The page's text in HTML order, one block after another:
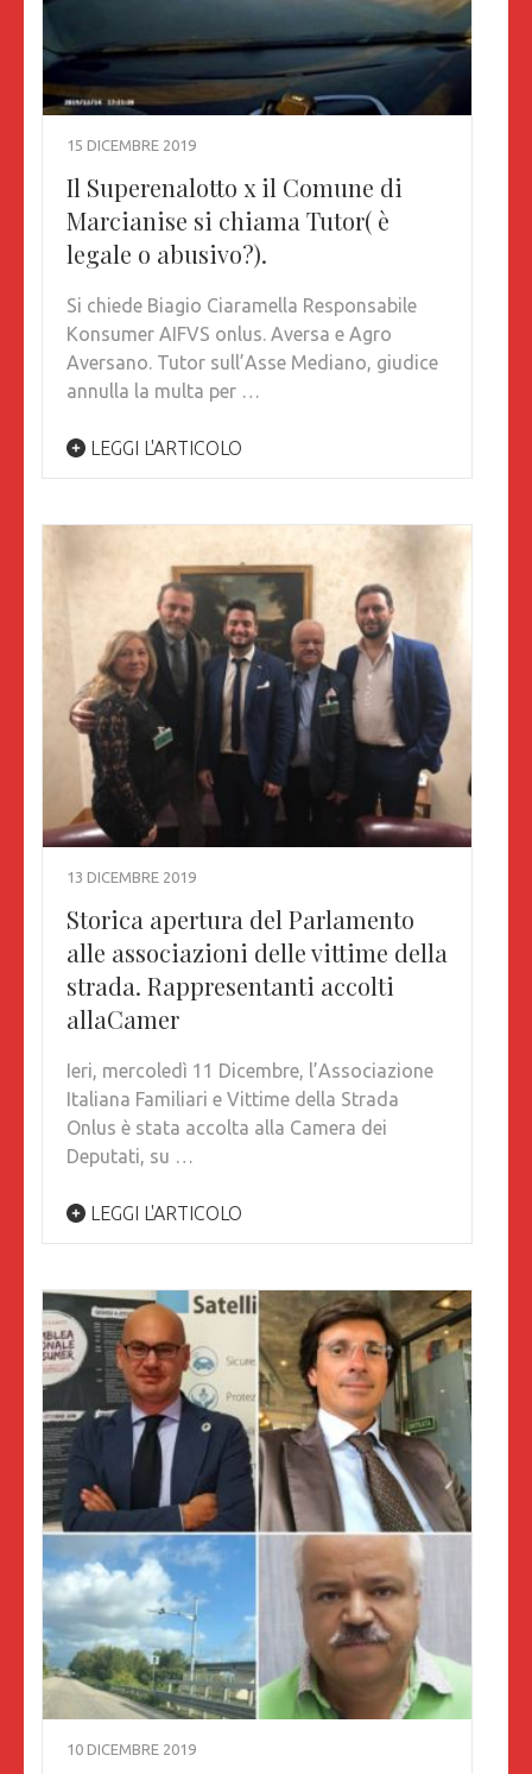
15 DICEMBRE 2019
Il Superenalotto x il Comune di
Marcianise si chiama Tutor( è
legale o abusivo?).
Si chiede Biagio Ciaramella Responsabile
Konsumer AIFVS onlus. Aversa e Agro
Aversano. Tutor sull’Asse Mediano, giudice
annulla la multa per …
LEGGI L'ARTICOLO
13 DICEMBRE 2019
Storica apertura del Parlamento
alle associazioni delle vittime della
strada. Rappresentanti accolti
allaCamer
Ieri, mercoledì 11 Dicembre, l’Associazione
Italiana Familiari e Vittime della Strada
Onlus è stata accolta alla Camera dei
Deputati, su …
LEGGI L'ARTICOLO
10 DICEMBRE 2019